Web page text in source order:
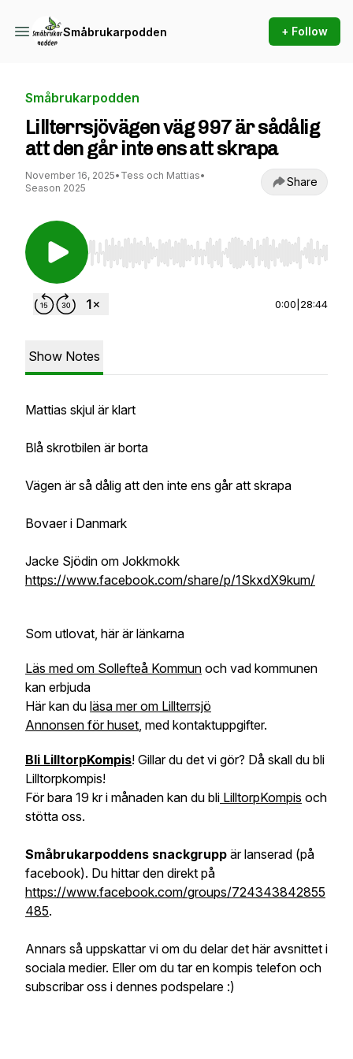
Småbrukarpodden + Follow
Småbrukarpodden
Lillterrsjövägen väg 997 är sådålig
att den går inte ens att skrapa
November 16, 2025• Tess och Mattias•
Season 2025
Share
Use Left/Right to seek, Home/End to jump to
0:00 28:44
Show Notes
Mattias skjul är klart
Blå skrotbilen är borta
Vägen är så dålig att den inte ens går att skrapa
Bovaer i Danmark
Jacke Sjödin om Jokkmokk
https://www.facebook.com/share/p/1SkxdX9kum/
Som utlovat, här är länkarna
Läs med om Sollefteå Kommun och vad kommunen
kan erbjuda
Här kan du läsa mer om Lillterrsjö
Annonsen för huset, med kontaktuppgifter.
Bli LilltorpKompis! Gillar du det vi gör? Då skall du bli
Lilltorpkompis!
För bara 19 kr i månaden kan du bli LilltorpKompis och
stötta oss.
Småbrukarpoddens snackgrupp är lanserad (på
facebook). Du hittar den direkt på
https://www.facebook.com/groups/724343842855
485.
Annars så uppskattar vi om du delar det här avsnittet i
sociala medier. Eller om du tar en kompis telefon och
subscribar oss i dennes podspelare :)